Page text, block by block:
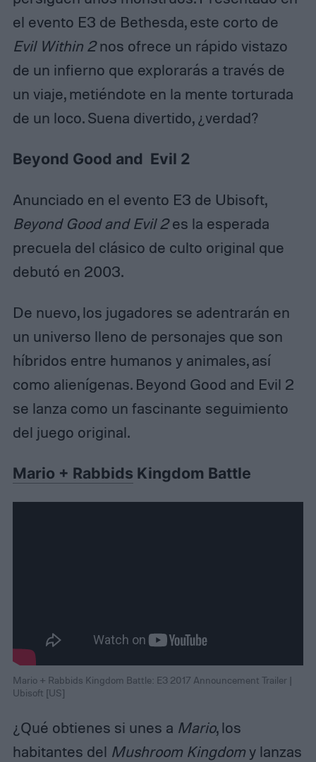
el evento E3 de Bethesda, este corto de
Evil Within 2nos ofrece un rápido vistazo
de un infierno que explorarás a través de
un viaje, metiéndote en la mente torturada
de un loco. Suena divertido, ¿verdad?
Beyond Good and Evil 2
Anunciado en el evento E3 de Ubisoft,
Beyond Good and Evil 2es la esperada
precuela del clásico de culto original que
debutó en 2003.
De nuevo, los jugadores se adentrarán en
un universo lleno de personajes que son
híbridos entre humanos y animales, así
como alienígenas. Beyond Good and Evil 2
se lanza como un fascinante seguimiento
del juego original.
Mario + Rabbids Kingdom Battle
Mario + Rabbids Kingdom Battle: E3 2017 Announcement Trailer |
Ubisoft [US]
¿Qué obtienes si unes a Mario, los
habitantes del Mushroom Kingdomy lanzas